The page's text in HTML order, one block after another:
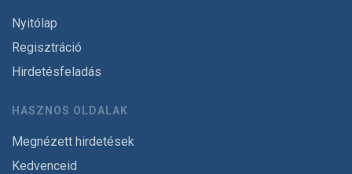
Nyitólap
Regisztráció
Hirdetésfeladás
HASZNOS OLDALAK
Megnézett hirdetések
Kedvenceid